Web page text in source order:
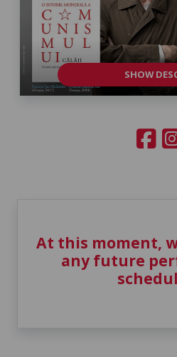
SHOW
At this moment,
any future